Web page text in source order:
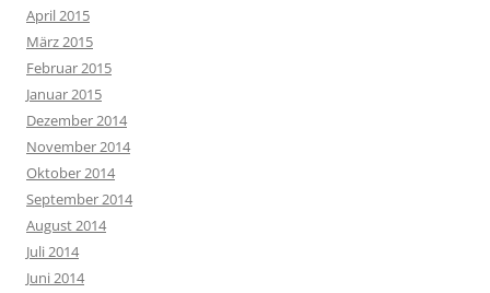
April 2015
März 2015
Februar 2015
Januar 2015
Dezember 2014
November 2014
Oktober 2014
September 2014
August 2014
Juli 2014
Juni 2014